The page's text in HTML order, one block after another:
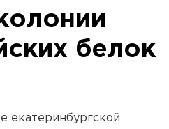
белок
екатеринбургской